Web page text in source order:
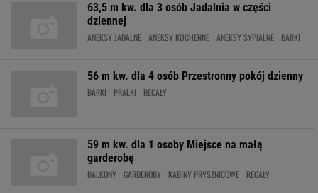
63,5 m kw. dla 3 osób Jadalnia w części
dziennej
ANEKSY JADALNE ANEKSY KUCHENNE ANEKSY SYPIALNE BARKI
56 m kw. dla 4 osób Przestronny pokój dzienny
BARKI PRALKI REGAŁY
59 m kw. dla 1 osoby Miejsce na małą
garderobę
BALKONY GARDEROBY KABINY PRYSZNICOWE REGAŁY